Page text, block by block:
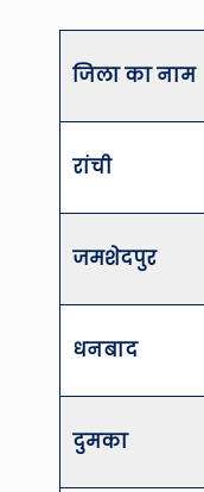
जिला का नाम
रांची
जमशेदपुर
धनबाद
दुमका